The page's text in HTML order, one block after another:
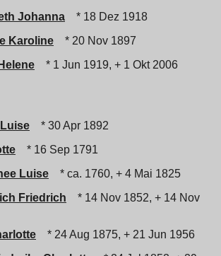
Johanna
* 18 Dez 1918
Karoline
* 20 Nov 1897
* 1 Jun 1919, + 1 Okt 2006
* 30 Apr 1892
* 16 Sep 1791
Luise
* ca. 1760, + 4 Mai 1825
Friedrich
* 14 Nov 1852, + 14 Nov
* 24 Aug 1875, + 21 Jun 1956